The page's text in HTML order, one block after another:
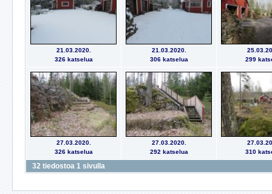
21.03.2020.
326 katselua
21.03.2020.
306 katselua
299
27.03.2020.
326 katselua
27.03.2020.
292 katselua
310
32 tiedostoa 1 sivulla